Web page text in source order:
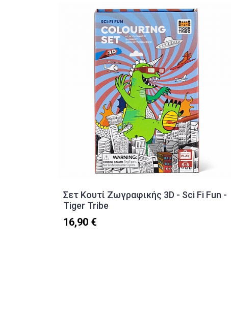
Σετ Κουτί Ζωγραφικής 3D - Sci Fi Fun -
Tiger Tribe
16,90 €